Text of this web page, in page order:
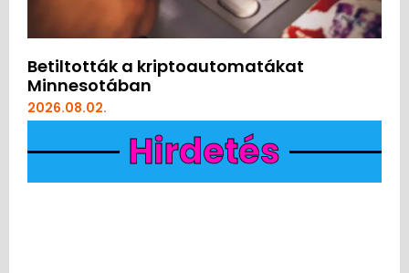
Betiltották a kriptoautomatákat
Minnesotában
2026.08.02.
Hirdetés